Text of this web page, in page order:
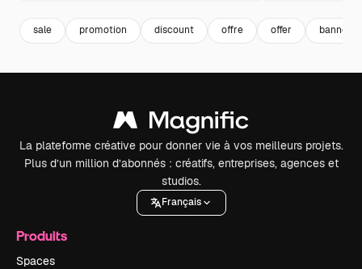
sale promotion discount offre offer banner
La plateforme créative pour donner vie à vos meilleurs projets.
Plus d’un million d’abonnés : créatifs, entreprises, agences et
studios.
Français
Produits
Spaces